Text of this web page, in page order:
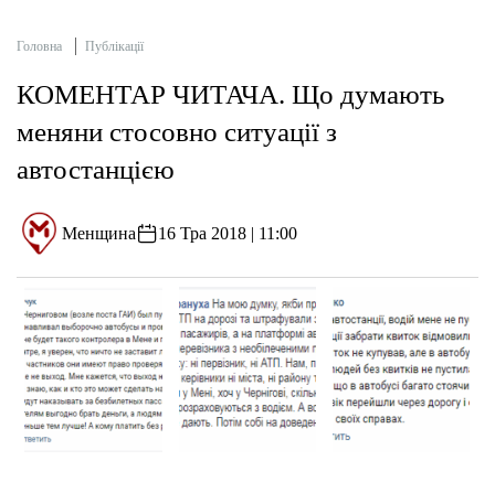
Головна Публікації
КОМЕНТАР ЧИТАЧА. Що думають
меняни стосовно ситуації з
автостанцією
Менщина 16 Тра 2018 | 11:00